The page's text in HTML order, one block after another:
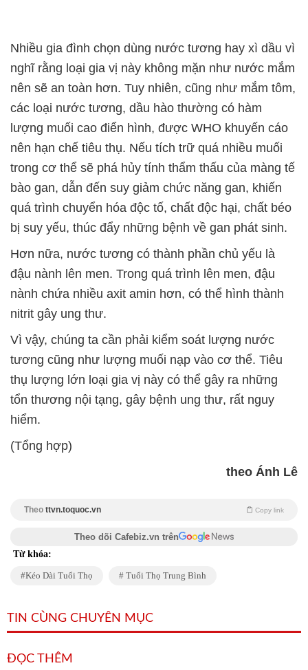
Nhiều gia đình chọn dùng nước tương hay xì dầu vì
nghĩ rằng loại gia vị này không mặn như nước mắm
nên sẽ an toàn hơn. Tuy nhiên, cũng như mắm tôm,
các loại nước tương, dầu hào thường có hàm
lượng muối cao điển hình, được WHO khuyến cáo
nên hạn chế tiêu thụ. Nếu tích trữ quá nhiều muối
trong cơ thể sẽ phá hủy tính thẩm thấu của màng tế
bào gan, dẫn đến suy giảm chức năng gan, khiến
quá trình chuyển hóa độc tố, chất độc hại, chất béo
bị suy yếu, thúc đẩy những bệnh về gan phát sinh.
Hơn nữa, nước tương có thành phần chủ yếu là
đậu nành lên men. Trong quá trình lên men, đậu
nành chứa nhiều axit amin hơn, có thể hình thành
nitrit gây ung thư.
Vì vậy, chúng ta cần phải kiểm soát lượng nước
tương cũng như lượng muối nạp vào cơ thể. Tiêu
thụ lượng lớn loại gia vị này có thể gây ra những
tổn thương nội tạng, gây bệnh ung thư, rất nguy
hiểm.
(Tổng hợp)
theo Ánh Lê
Theo ttvn.toquoc.vn Copy link
Theo dõi Cafebiz.vn trên
Từ khóa:
Kéo Dài Tuổi Thọ Tuổi Thọ Trung Bình
TIN CÙNG CHUYÊN MỤC
ĐỌC THÊM